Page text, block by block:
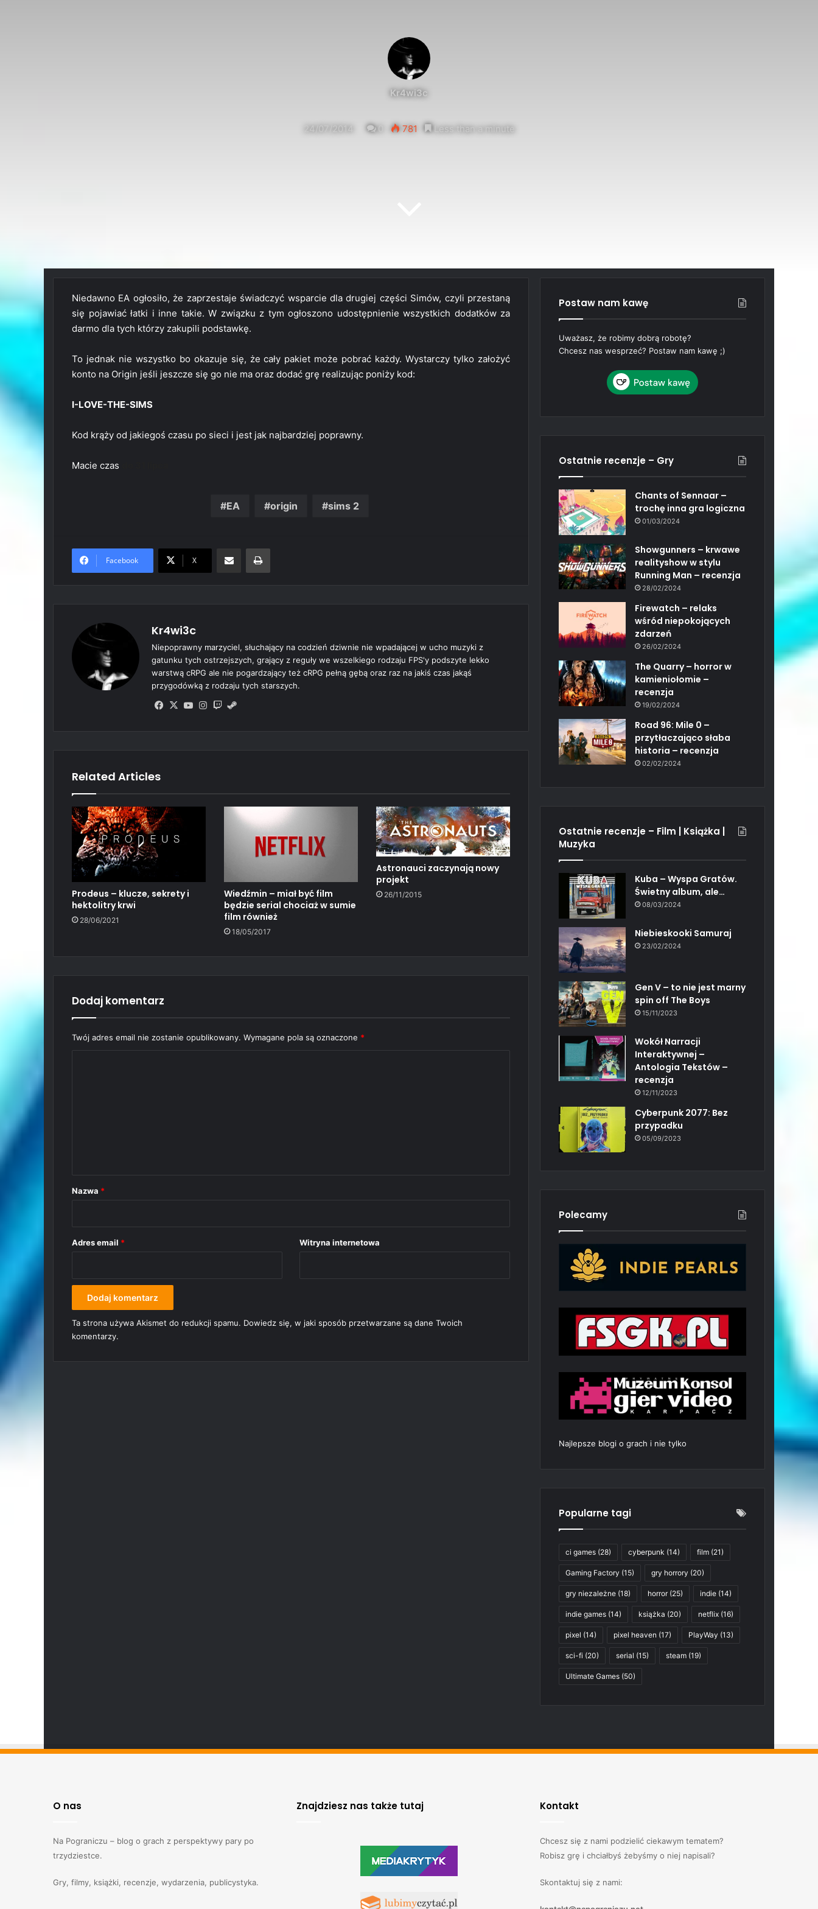
Kr4wi3c
24/07/2014 781 Less than a minute
Niedawno EA ogłosiło, że zaprzestaje świadczyć wsparcie dla drugiej części Simów, czyli przestaną
się pojawiać łatki i inne takie. W związku z tym ogłoszono udostępnienie wszystkich dodatków za
darmo dla tych którzy zakupili podstawkę.
To jednak nie wszystko bo okazuje się, że cały pakiet może pobrać każdy. Wystarczy tylko założyć
konto na Origin jeśli jeszcze się go nie ma oraz dodać grę realizując poniży kod:
I-LOVE-THE-SIMS
Kod krąży od jakiegoś czasu po sieci i jest jak najbardziej poprawny.
Macie czas
EA origin sims 2
Facebook X
Kr4wi3c
Niepoprawny marzyciel, słuchający na codzień dziwnie nie wpadającej w ucho muzyki z
gatunku tych ostrzejszych, grający z reguły we wszelkiego rodzaju FPS'y podszyte lekko
warstwą cRPG ale nie pogardzający też cRPG pełną gębą oraz raz na jakiś czas jakąś
przygodówką z rodzaju tych starszych.
Fa
X
Yo Ins Tw
Related Articles
Prodeus – klucze, sekrety i
hektolitry krwi
28/06/2021
Wiedźmin – miał być film
będzie serial chociaż w sumie
film również
18/05/2017
Astronauci zaczynają nowy
projekt
26/11/2015
Dodaj komentarz
Twój adres email nie zostanie opublikowany. Wymagane pola są oznaczone *
rNazwa *
Adres email * Witryna internetowa
Ta strona używa Akismet do redukcji spamu. Dowiedz się, w jaki sposób przetwarzane są dane Twoich
komentarzy.
Postaw nam kawę
Uważasz, że robimy dobrą robotę?
Chcesz nas wesprzeć? Postaw nam kawę ;)
Ostatnie recenzje – Gry
Chants of Sennaar –
trochę inna gra logiczna
01/03/2024
Showgunners – krwawe
realityshow w stylu
Running Man – recenzja
28/02/2024
Firewatch – relaks
wśród niepokojących
zdarzeń
26/02/2024
The Quarry – horror w
kamieniołomie –
recenzja
19/02/2024
Road 96: Mile 0 –
przytłaczająco słaba
historia – recenzja
02/02/2024
Ostatnie recenzje – Film | Książka |
Muzyka
Kuba – Wyspa Gratów.
Świetny album, ale…
08/03/2024
Niebieskooki Samuraj
23/02/2024
Gen V – to nie jest marny
spin off The Boys
15/11/2023
Wokół Narracji
Interaktywnej –
Antologia Tekstów –
recenzja
12/11/2023
Cyberpunk 2077: Bez
przypadku
05/09/2023
Polecamy
Najlepsze blogi o grach i nie tylko
Popularne tagi
ci games (28) cyberpunk (14) film (21)
Gaming Factory (15) gry horrory (20)
gry niezależne (18) horror(25) indie (14)
indie games (14) książka (20) netflix (16)
pixel (14) pixel heaven (17) PlayWay (13)
sci-fi (20) serial (15) steam (19)
Ultimate Games (50)
O nas
Na Pograniczu – blog o grach z perspektywy pary po
trzydziestce.
Gry, filmy, książki, recenzje, wydarzenia, publicystyka.
Znajdziesz nas także tutaj Kontakt
Chcesz się z nami podzielić ciekawym tematem?
Robisz grę i chciałbyś żebyśmy o niej napisali?
Skontaktuj się z nami: